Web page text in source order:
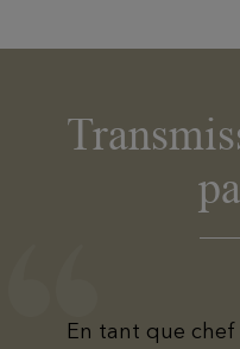
En tant que chef